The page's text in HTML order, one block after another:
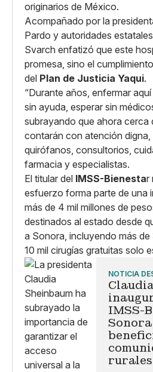
originarios de México.
Acompañado por la
Pardo y autoridades
Svarch enfatizó que este
promesa, sino el
del Plan de Justicia Yaqui.
“Durante años, enfermar
sin ayuda, esperar sin
subrayando que ahora cerca
contarán con atención
quirófanos, consultorios,
farmacia y especialistas.
El titular del IMSS-Bienestar
esfuerzo forma parte de una
más de 4 mil millones de
destinados al estado desde
a Sonora, incluyendo más
10 mil cirugías gratuitas solo
NOTICIA
IMSS-